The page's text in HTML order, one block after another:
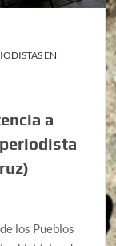
EN
a
los Pueblos